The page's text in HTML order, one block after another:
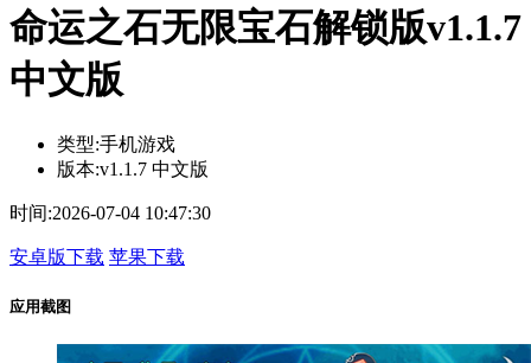
命运之石无限宝石解锁版v1.1.7
中文版
类型:手机游戏
版本:v1.1.7 中文版
时间:2026-07-04 10:47:30
安卓版下载 苹果下载
应用截图